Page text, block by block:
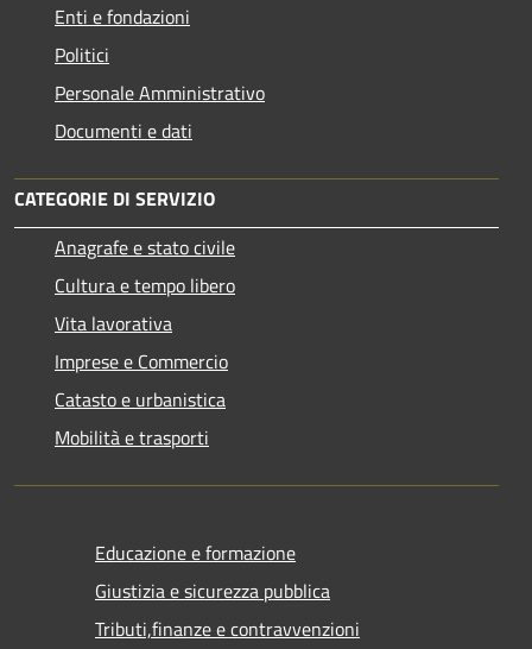
Enti e fondazioni
Politici
Personale Amministrativo
Documenti e dati
CATEGORIE DI SERVIZIO
Anagrafe e stato civile
Cultura e tempo libero
Vita lavorativa
Imprese e Commercio
Catasto e urbanistica
Mobilità e trasporti
Educazione e formazione
Giustizia e sicurezza pubblica
Tributi,finanze e contravvenzioni